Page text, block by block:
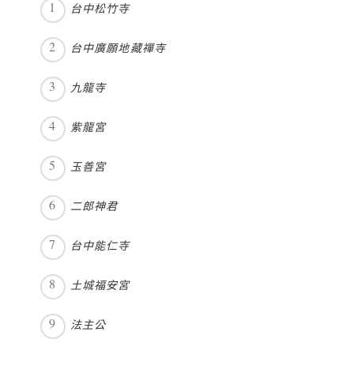
台中松竹寺
台中廣願地藏禪寺
九龍寺
紫龍宮
玉善宮
二郎神君
台中能仁寺
土城福安宮
法主公